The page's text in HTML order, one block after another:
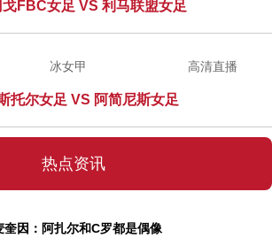
戈FBC女足 VS 利马联盟女足
冰女甲
托尔女足 VS 阿简尼斯女足
高清直播
热点资讯
奎因：阿扎尔和C罗都是偶像